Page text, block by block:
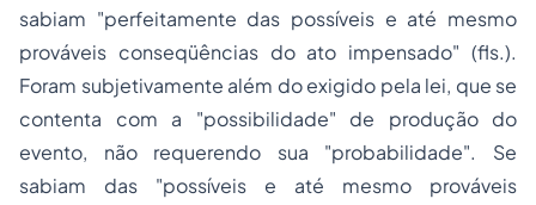
sabiam "perfeitamente das possíveis e até mesmo
prováveis conseqüências do ato impensado" (fls.).
Foram subjetivamente além do exigido pela lei, que se
contenta com a "possibilidade" de produção do
evento, não requerendo sua "probabilidade". Se
sabiam das "possíveis e até mesmo prováveis